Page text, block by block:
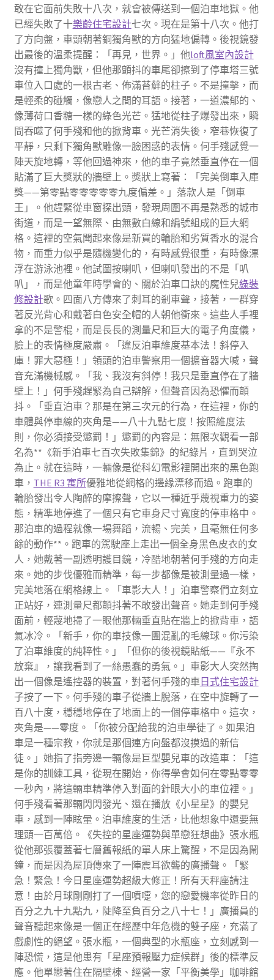
敢在它面前失敗十八次，就會被傳送到一個泊車地獄。他
已經失敗了十樂齡住宅設計七次。現在是第十八次。他打
了方向盤，車頭朝著銅獨角獸的方向猛地偏轉。後視鏡發
出最後的溫柔提醒：「再見，世界。」他loft風室內設計
沒有撞上獨角獸，但他那顫抖的車尾卻擦到了停車塔三號
車位入口處的一根古老、佈滿苔蘚的柱子。不是撞擊，而
是輕柔的碰觸，像戀人之間的耳語。接著，一道濃郁的、
像薄荷口香糖一樣的綠色光芒。猛地從柱子爆發出來，瞬
間吞噬了何手殘和他的掀背車。光芒消失後，窄巷恢復了
平靜，只剩下獨角獸雕像一臉困惑的表情。何手殘感覺一
陣天旋地轉，等他回過神來，他的車子竟然垂直停在一個
貼滿了巨大獎狀的牆壁上。獎狀上寫著：「完美倒車入庫
獎——第零點零零零零零九度偏差。」落款人是「倒車
王」。他趕緊從車窗探出頭，發現周圍不再是熟悉的城市
街道，而是一望無際、由無數白線和編號組成的巨大網
格。這裡的空氣聞起來像是新買的輪胎和劣質香水的混合
物，而重力似乎是隨機變化的，有時感覺很重，有時像漂
浮在游泳池裡。他試圖按喇叭，但喇叭發出的不是「叭
叭」，而是他童年時學會的、關於泊車口訣的魔性兒綠裝
修設計歌。四面八方傳來了刺耳的剎車聲，接著，一群穿
著反光背心和戴著白色安全帽的人朝他衝來。這些人手裡
拿的不是警棍，而是長長的測量尺和巨大的電子角度儀，
臉上的表情極度嚴肅。「違反泊車維度基本法！斜停入
庫！罪大惡極！」領頭的泊車警察用一個擴音器大喊，聲
音充滿機械感。「我、我沒有斜停！我只是垂直停在了牆
壁上！」何手殘趕緊為自己辯解，但聲音因為恐懼而顫
抖。「垂直泊車？那是在第三次元的行為，在這裡，你的
車體與停車線的夾角是——八十九點七度！按照維度法
則，你必須接受懲罰！」懲罰的內容是：無限次觀看一部
名為**《新手泊車七百次失敗集錦》的紀錄片，直到哭泣
為止。就在這時，一輛像是從科幻電影裡開出來的黑色跑
車， THE R3 寓所優雅地從網格的邊緣漂移而過。跑車的
輪胎發出令人陶醉的摩擦聲，它以一種近乎蔑視重力的姿
態，精準地停進了一個只有它車身尺寸寬度的停車格中。
那泊車的過程就像一場舞蹈，流暢、完美，且毫無任何多
餘的動作**。跑車的駕駛座上走出一個全身黑色皮衣的女
人，她戴著一副透明護目鏡，冷酷地朝著何手殘的方向走
來。她的步伐優雅而精準，每一步都像是被測量過一樣，
完美地落在網格線上。「車影大人！」泊車警察們立刻立
正站好，連測量尺都顫抖著不敢發出聲音。她走到何手殘
面前，輕蔑地掃了一眼他那輛垂直貼在牆上的掀背車，語
氣冰冷。「新手，你的車技像一團混亂的毛線球。你污染
了泊車維度的純粹性。」「但你的後視鏡貼紙——『永不
放棄』，讓我看到了一絲愚蠢的勇氣。」車影大人突然掏
出一個像是遙控器的裝置，對著何手殘的車日式住宅設計
子按了一下。何手殘的車子從牆上脫落，在空中旋轉了一
百八十度，穩穩地停在了地面上的一個停車格中。這次，
夾角是——零度。「你被分配給我的泊車學徒了。如果泊
車是一種宗教，你就是那個連方向盤都沒摸過的新信
徒。」她指了指旁邊一輛像是巨型嬰兒車的改造車：「這
是你的訓練工具，從現在開始，你得學會如何在零點零零
一秒內，將這輛車精準停入對面的針眼大小的車位裡。」
何手殘看著那輛閃閃發光、還在播放《小星星》的嬰兒
車，感到一陣眩暈。泊車維度的生活，比他想象中還要無
理頭一百萬倍。《失控的星座運勢與單戀狂想曲》張水瓶
從他那張覆蓋著七層舊報紙的單人床上驚醒，不是因為鬧
鐘，而是因為屋頂傳來了一陣震耳欲聾的廣播聲。「緊
急！緊急！今日星座運勢超級大修正！所有天秤座請注
意！由於月球剛剛打了一個噴嚏，您的戀愛機率從昨日的
百分之九十九點九，陡降至負百分之八十七！」廣播員的
聲音聽起來像是一個正在經歷中年危機的雙子座，充滿了
戲劇性的絕望。張水瓶，一個典型的水瓶座，立刻感到一
陣恐慌，這是他患有「星座預報壓力症候群」後的標準反
應。他單戀著住在隔壁棟、經營一家「平衡美學」咖啡館